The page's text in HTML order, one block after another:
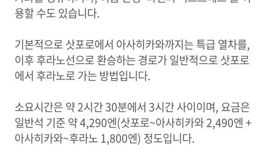
용할 수도 있습니다.
기본적으로 삿포로에서 아사히카와까지는 특급 열차를,
이후 후라노선으로 환승하는 경로가 일반적으로 삿포로
에서 후라노로 가는 방법입니다.
소요시간은 약 2시간 30분에서 3시간 사이이며, 요금은
일반석 기준 약 4,290엔(삿포로~아사히카와 2,490엔 +
아사히카와~후라노 1,800엔) 정도입니다.